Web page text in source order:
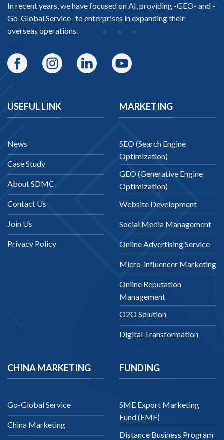
In recent years, we have focused on AI, providing -GEO- and -
Go-Global Service- to enterprises in expanding their
overseas operations.
USEFUL LINK
News
Case Study
About SDMC
Contact Us
Join Us
Privacy Policy
MARKETING
SEO (Search Engine
Optimization)
GEO (Generative Engine
Optimization)
Website Development
Social Media Management
Online Advertising Service
Micro-influencer Marketing
Online Reputation
Management
O2O Solution
Digital Transformation
CHINA MARKETING
Go-Global Service
China Marketing
FUNDING
SME Export Marketing
Fund (EMF)
Distance Business Program